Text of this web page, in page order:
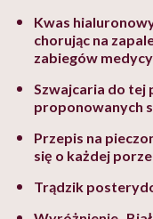
Kwas
chorując na
zabiegów
Szwajcaria do tej
proponowanych
Przepis na
się o każdej
Trądzik